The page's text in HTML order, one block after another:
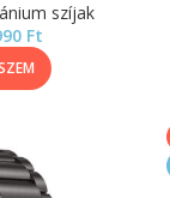
szíjak
Ft